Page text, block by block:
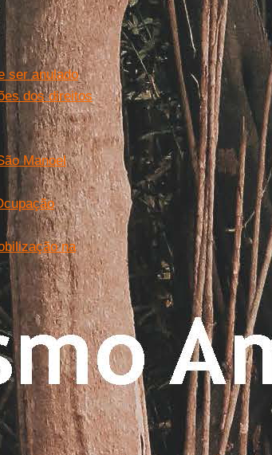
ser anulado
dos direitos
Manoel
na